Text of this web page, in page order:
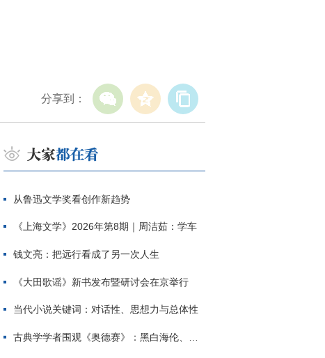
分享到：
从鲁迅文学奖看创作新趋势
《上海文学》2026年第8期｜周洁茹：学车
钱文亮：把远行看成了另一次人生
《大田歌谣》新书发布暨研讨会在京举行
当代小说关键词：对话性、思想力与总体性
古典学学者围观《奥德赛》：黑白海伦、佩涅罗佩的别针与神秘入侵者